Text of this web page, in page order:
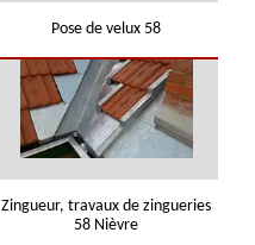
Pose de velux 58
Zingueur, travaux de zingueries
58 Nièvre